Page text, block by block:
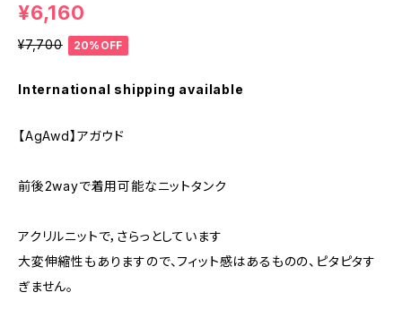
¥6,160
¥7,700 20%OFF
International shipping available
【AgAwd】アガウド
前後2wayで着用可能なニットタンク
アクリルニットで，さらっとしています
大変伸縮性もありますので、フィット感はあるものの、ピタピタす
ぎません。